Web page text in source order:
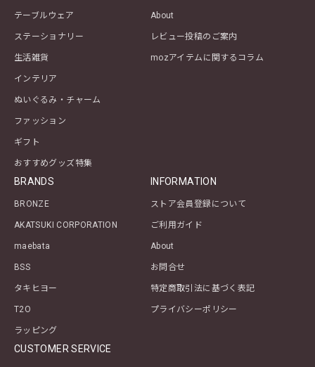
テーブルウェア
ステーショナリー
生活雑貨
インテリア
ぬいぐるみ・チャーム
ファッション
ギフト
おすすめグッズ特集
About
レビュー投稿のご案内
mozアイテムに関するコラム
BRANDS
BRONZE
AKATSUKI CORPORATION
maebata
BSS
タキヒヨー
T2O
ラッピング
INFORMATION
ストア会員登録について
ご利用ガイド
About
お問合せ
特定商取引法に基づく表記
プライバシーポリシー
CUSTOMER SERVICE